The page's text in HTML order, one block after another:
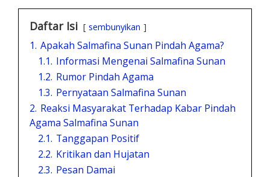
Daftar Isi sembunyikan
1. Apakah Salmafina Sunan Pindah Agama?
1.1. Informasi Mengenai Salmafina Sunan
1.2. Rumor Pindah Agama
1.3. Pernyataan Salmafina Sunan
2. Reaksi Masyarakat Terhadap Kabar Pindah
Agama Salmafina Sunan
2.1. Tanggapan Positif
2.2. Kritikan dan Hujatan
2.3. Pesan Damai